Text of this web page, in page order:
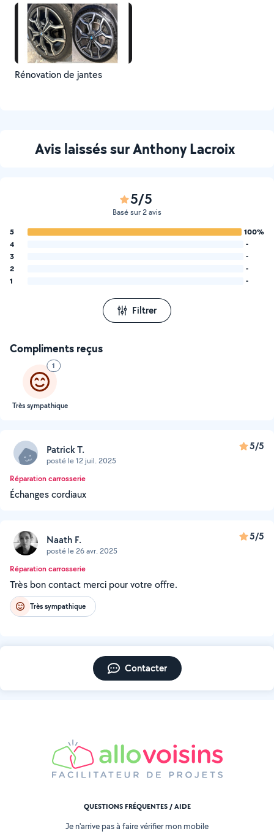
Rénovation de jantes
Avis laissés sur Anthony Lacroix
5/5
Basé sur 2 avis
5
100%
4
-
3
-
2
-
1
-
Filtrer
Compliments reçus
1
Très sympathique
Patrick T.
posté le 12 juil. 2025
5/5
Réparation carrosserie
Échanges cordiaux
Naath F.
posté le 26 avr. 2025
5/5
Réparation carrosserie
Très bon contact merci pour votre offre.
Très sympathique
Contacter
QUESTIONS FRÉQUENTES / AIDE
Je n'arrive pas à faire vérifier mon mobile